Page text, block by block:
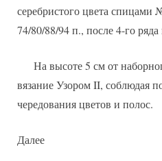
серебристого цвета спицами
74/80/88/94 п., после 4-го
На высоте 5 см от
вязание Узором II, соблюдая
чередования цветов и полос.
Далее